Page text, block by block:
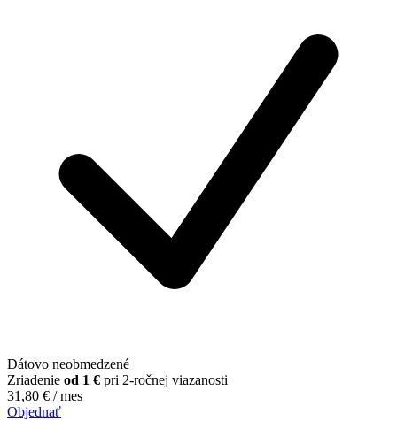
Dátovo neobmedzené
Zriadenie od 1 € pri 2-ročnej viazanosti
31,80 € / mes
Objednať